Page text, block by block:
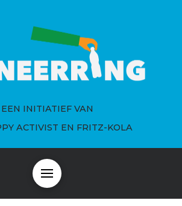
EEN INITIATIEF VAN
ACTIVIST EN FRITZ-KOLA